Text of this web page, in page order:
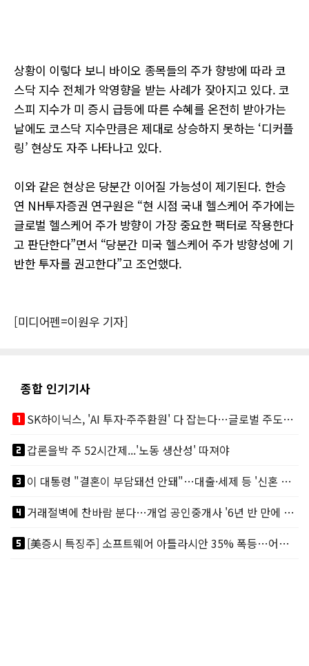
상황이 이렇다 보니 바이오 종목들의 주가 향방에 따라 코
스닥 지수 전체가 악영향을 받는 사례가 잦아지고 있다. 코
스피 지수가 미 증시 급등에 따른 수혜를 온전히 받아가는
날에도 코스닥 지수만큼은 제대로 상승하지 못하는 ‘디커플
링’ 현상도 자주 나타나고 있다.
이와 같은 현상은 당분간 이어질 가능성이 제기된다. 한승
연 NH투자증권 연구원은 “현 시점 국내 헬스케어 주가에는
글로벌 헬스케어 주가 방향이 가장 중요한 팩터로 작용한다
고 판단한다”면서 “당분간 미국 헬스케어 주가 방향성에 기
반한 투자를 권고한다”고 조언했다.
[미디어펜=이원우 기자]
종합 인기기사
looks_one
SK하이닉스, 'AI 투자·주주환원' 다 잡는다…글로벌 주도권 굳히기
looks_two갑론을박 주 52시간제...'노동 생산성' 따져야
looks_3
이 대통령 "결혼이 부담돼선 안돼"…대출·세제 등 '신혼 걸림돌' 제거
looks_4
거래절벽에 찬바람 분다…개업 공인중개사 '6년 반 만에 최저'
looks_5
[美증시 특징주] 소프트웨어 아틀라시안 35% 폭등…어닝서프, 투자의견 줄줄이 상향